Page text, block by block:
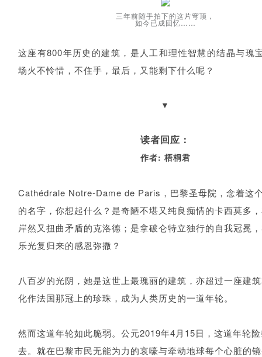
三年前随手拍下的这片穹顶，
如今已成回忆……
这座有800年历史的建筑，是人工和理性智慧的结晶与瑰
场火不怜惜，不住手，最后，又能剩下什么呢？
▼
读者回应：
作者: 梧桐君
Cathédrale Notre-Dame de Paris，巴黎圣母院，念着这
的名字，你想起什么？是奇陋不堪又纯良痴情的卡西莫多
岸然又扭曲矛盾的克洛德；是拿破仑特立独行的自我冠冕
乐光复归来的感恩弥撒？
八百岁的光阴，她是这世上最瑰丽的建筑，亦超过一座建
化作法国那冠上的珍珠，成为人类历史的一道年轮。
然而这道年轮如此脆弱。公元2019年4月15日，这道年轮
去。就在巴黎市民无能为力的哀嚎与牵动地球每个心脏的